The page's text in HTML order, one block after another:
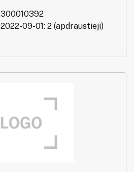
300010392
2022-09-01: 2 (apdraustieji)